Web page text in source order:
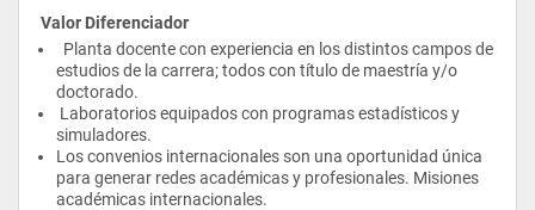
Valor Diferenciador
estudios de la carrera; todos con título de maestría y/o
doctorado.
simuladores.
Los convenios internacionales son una oportunidad única
para generar redes académicas y profesionales. Misiones
académicas internacionales.